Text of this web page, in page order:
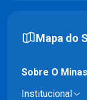
Mapa do
Sobre O Minas
Institucional